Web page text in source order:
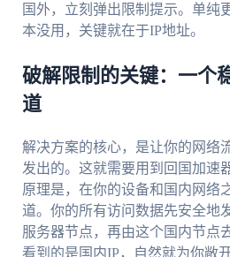
国外，立刻弹出限制提示。单纯
本没用，关键就在于IP地址。
破解限制的关键：一个
道
解决方案的核心，是让你的网络
发出的。这就需要用到回国加速
原理是，在你的设备和国内网络
道。你的所有访问数据先安全地
服务器节点，再由这个国内节点
看到的是国内IP，自然就为你敞